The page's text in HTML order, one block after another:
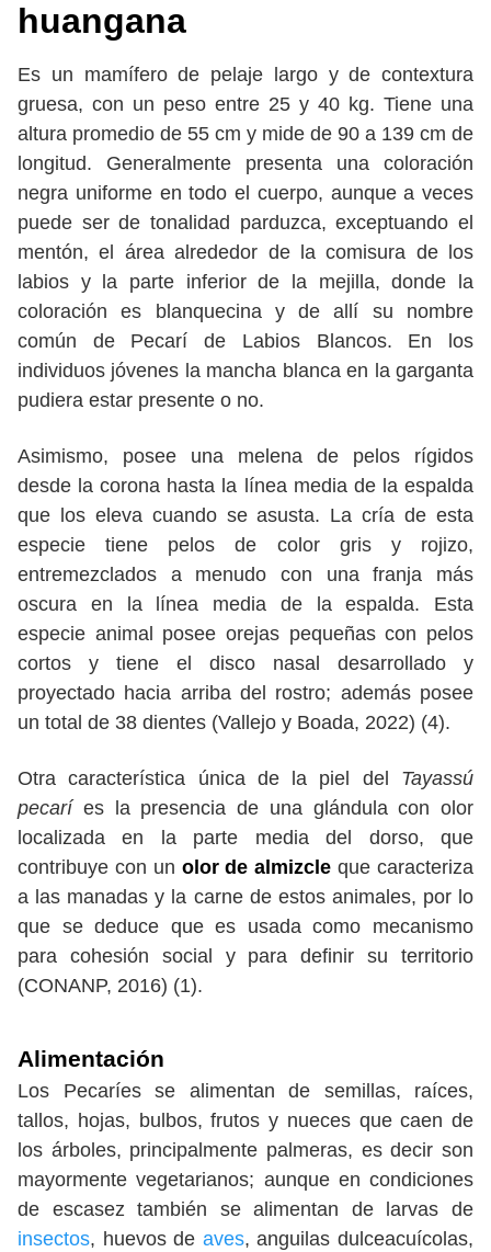
huangana
Es un mamífero de pelaje largo y de contextura
gruesa, con un peso entre 25 y 40 kg. Tiene una
altura promedio de 55 cm y mide de 90 a 139 cm de
longitud. Generalmente presenta una coloración
negra uniforme en todo el cuerpo, aunque a veces
puede ser de tonalidad parduzca, exceptuando el
mentón, el área alrededor de la comisura de los
labios y la parte inferior de la mejilla, donde la
coloración es blanquecina y de allí su nombre
común de Pecarí de Labios Blancos. En los
individuos jóvenes la mancha blanca en la garganta
pudiera estar presente o no.
Asimismo, posee una melena de pelos rígidos
desde la corona hasta la línea media de la espalda
que los eleva cuando se asusta. La cría de esta
especie tiene pelos de color gris y rojizo,
entremezclados a menudo con una franja más
oscura en la línea media de la espalda. Esta
especie animal posee orejas pequeñas con pelos
cortos y tiene el disco nasal desarrollado y
proyectado hacia arriba del rostro; además posee
un total de 38 dientes (Vallejo y Boada, 2022) (4).
Otra característica única de la piel del Tayassú
pecaríes la presencia de una glándula con olor
localizada en la parte media del dorso, que
contribuye con un olor de almizcle que caracteriza
a las manadas y la carne de estos animales, por lo
que se deduce que es usada como mecanismo
para cohesión social y para definir su territorio
(CONANP, 2016) (1).
Alimentación
Los Pecaríes se alimentan de semillas, raíces,
tallos, hojas, bulbos, frutos y nueces que caen de
los árboles, principalmente palmeras, es decir son
mayormente vegetarianos; aunque en condiciones
de escasez también se alimentan de larvas de
insectos, huevos de aves, anguilas dulceacuícolas,